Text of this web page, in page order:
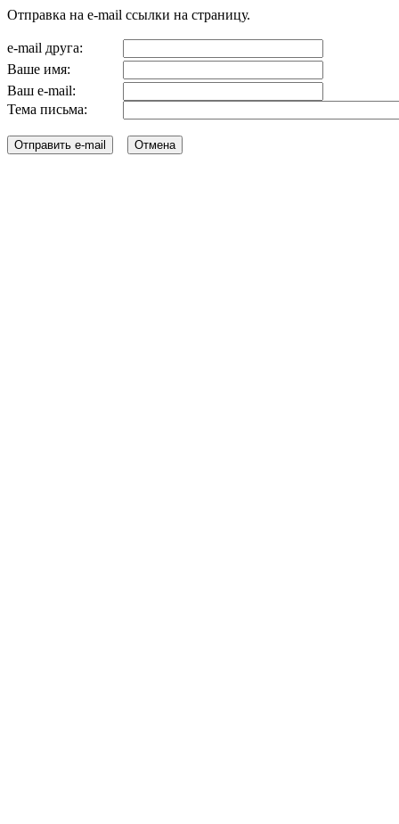
Отправка на e-mail ссылки на страницу.
e-mail друга:
Ваше имя:
Ваш e-mail:
Тема письма: